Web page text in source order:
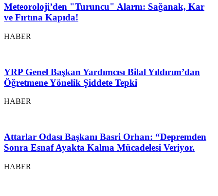
Meteoroloji’den "Turuncu" Alarm: Sağanak, Kar
ve Fırtına Kapıda!
HABER
YRP Genel Başkan Yardımcısı Bilal Yıldırım’dan
Öğretmene Yönelik Şiddete Tepki
HABER
Attarlar Odası Başkanı Basri Orhan: “Depremden
Sonra Esnaf Ayakta Kalma Mücadelesi Veriyor.
HABER